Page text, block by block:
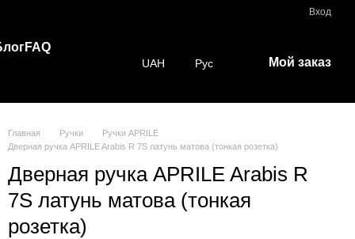
Вход
FAQ
UAH Рус Мой заказ
Главная Ручки
Ручки APRILE
Дверная ручка APRILE Arabis R 7S латунь матова (тонкая розетка)
Дверная ручка APRILE Arabis R
7S латунь матова (тонкая
розетка)